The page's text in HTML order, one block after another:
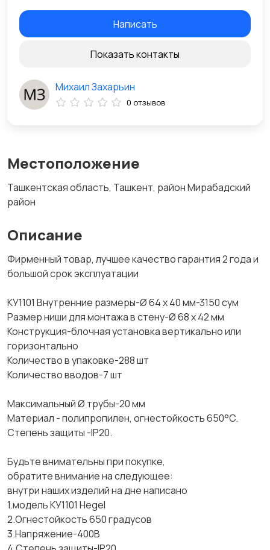
Местоположение
Ташкентская область, Ташкент, район Мирабадский
район
Описание
Фирменный товар, лучшее качество гарантия 2 года и
большой срок эксплуатации
КУ1101 Внутренние размеры-Ø 64 x 40 мм-3150 сум
Размер ниши для монтажа в стену-Ø 68 x 42 мм
Конструкция-блочная установка вертикально или
горизонтально
Количество в упаковке-288 шт
Количество вводов-7 шт
Максимальный Ø трубы-20 мм
Материал - полипропилен, огнестойкость 650°C.
Степень защиты -IP20.
Будьте внимательны при покупке,
обратите внимание на следующее:
внутри наших изделий на дне написано
1.модель КУ1101 Hegel
2.Огнестойкость 650 градусов
3.Напряжение-400В
Написать
Показать контакты
Михаил Захарьин
0 отзывов